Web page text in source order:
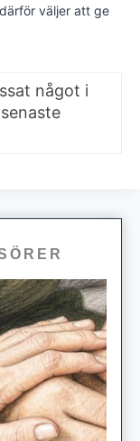
väljer att ge
något i